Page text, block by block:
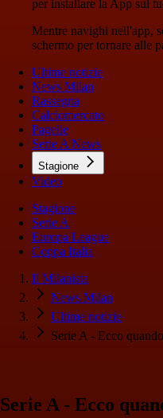
per installare la App sul
Mentre navighi nell'app,
schermo per tornare alle
Ultime notizie
News Milan
Rassegna
Calciomercato
Pagelle
Serie A News
Stagione
Video
Stagione
Serie A
Europa League
Coppa Italia
Il Milanista
News Milan
Ultime notizie
Serie A - Ecco
Serie A - Ecco